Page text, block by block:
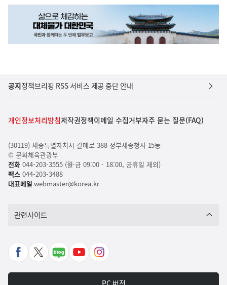
공지정책브리핑 RSS 서비스 제공 중단 안내
개인정보처리방침저작권정책이메일 수집거부자주 묻는 질문(FAQ)
(30119) 세종특별자치시 갈매로 388 정부세종청사 15동
© 문화체육관광부
전화044-203-3555 (월-금 09:00 - 18:00, 공휴일 제외)
팩스 044-203-3488
대표메일 webmaster@korea.kr
관련사이트
페
X
네
유
인
타
PC 버전